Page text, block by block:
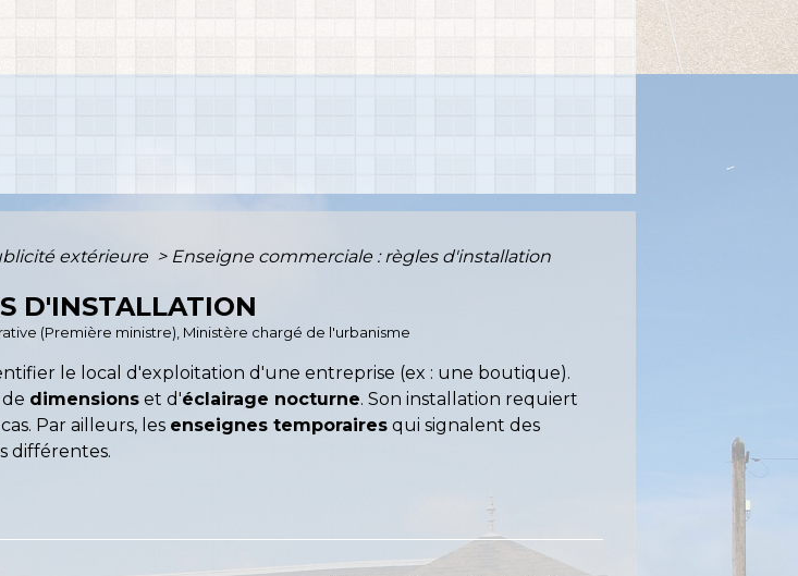
extérieure > Enseigne commerciale : règles d'installation
D'INSTALLATION
(Première ministre), Ministère chargé de l'urbanisme
le local d'exploitation d'une entreprise (ex : une boutique).
de dimensions et d'éclairage nocturne. Son installation requiert
Par ailleurs, les enseignes temporaires qui signalent des
différentes.